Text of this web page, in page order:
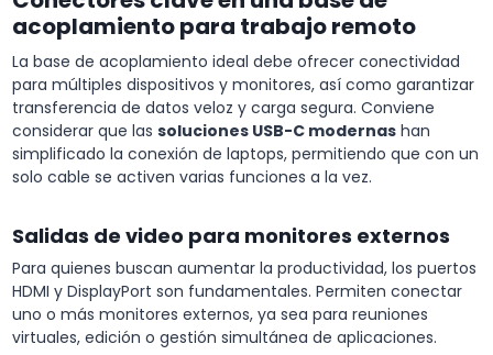
acoplamiento para trabajo remoto
La base de acoplamiento ideal debe ofrecer conectividad
para múltiples dispositivos y monitores, así como garantizar
transferencia de datos veloz y carga segura. Conviene
considerar que las soluciones USB-C modernas han
simplificado la conexión de laptops, permitiendo que con un
solo cable se activen varias funciones a la vez.
Salidas de video para monitores externos
Para quienes buscan aumentar la productividad, los puertos
HDMI y DisplayPort son fundamentales. Permiten conectar
uno o más monitores externos, ya sea para reuniones
virtuales, edición o gestión simultánea de aplicaciones.